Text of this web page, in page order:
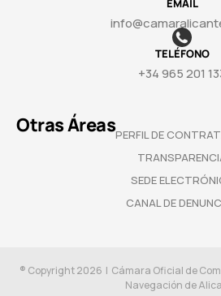
EMAIL
TELÉFONO
+34 965 201
Otras ÁreasPERFIL DE
SEDE
CANAL DE
® Copyright 2026 | Cámara Oficial de
Navegación de